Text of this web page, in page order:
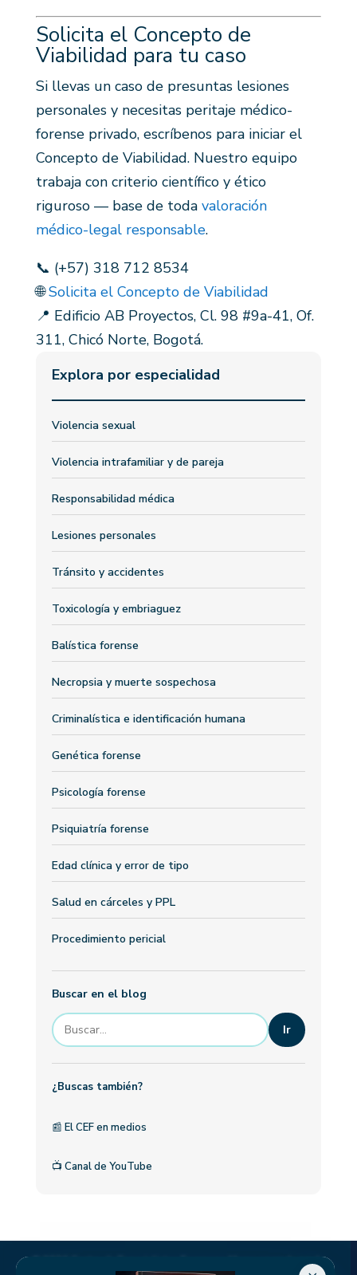
Solicita el Concepto de
Viabilidad para tu caso
Si llevas un caso de presuntas lesiones
personales y necesitas peritaje médico-
forense privado, escríbenos para iniciar el
Concepto de Viabilidad. Nuestro equipo
trabaja con criterio científico y ético
riguroso — base de toda valoración
médico-legal responsable.
📞 (+57) 318 712 8534
🌐Solicita el Concepto de Viabilidad
📍 Edificio AB Proyectos, Cl. 98 #9a-41, Of.
311, Chicó Norte, Bogotá.
Explora por especialidad
Violencia sexual
Violencia intrafamiliar y de pareja
Responsabilidad médica
Lesiones personales
Tránsito y accidentes
Toxicología y embriaguez
Balística forense
Necropsia y muerte sospechosa
Criminalística e identificación humana
Genética forense
Psicología forense
Psiquiatría forense
Edad clínica y error de tipo
Salud en cárceles y PPL
Procedimiento pericial
Buscar en el blog
Ir
¿Buscas también?
📰 El CEF en medios
📺 Canal de YouTube
© 2026 Centro de Especialistas Forenses. Marca operada por la